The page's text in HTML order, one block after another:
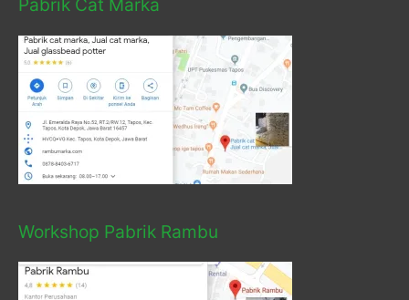
Pabrik Cat Marka
Workshop Pabrik Rambu